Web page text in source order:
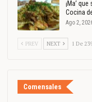
¡Ma’
Cocina
Ago 2,
PREV NEXT 1 De
Comensales